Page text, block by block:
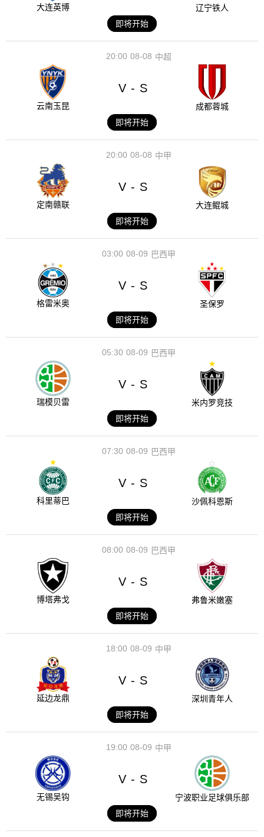
大连英博
辽宁铁人
即将开始
08-08
20:00 中超
云南玉昆
V - S
成都蓉城
即将开始
08-08
20:00 中甲
定南赣联
V - S
大连鲲城
即将开始
08-09
03:00 巴西甲
格雷米奥
V - S
圣保罗
即将开始
08-09
05:30 巴西甲
瑞模贝雷
V - S
米内罗竞技
即将开始
08-09
07:30 巴西甲
科里蒂巴
V - S
沙佩科恩斯
即将开始
08-09
08:00 巴西甲
博塔弗戈
V - S
弗鲁米嫩塞
即将开始
08-09
18:00 中甲
延边龙鼎
V - S
深圳青年人
即将开始
08-09
19:00 中甲
无锡吴钩
V - S
宁波职业足球俱乐部
即将开始